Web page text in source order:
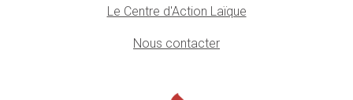
Le Centre d'Action Laïque
Nous contacter